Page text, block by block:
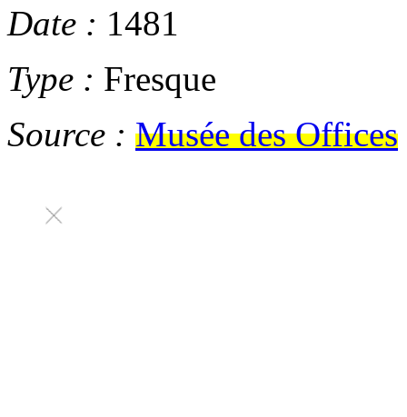
Date : 1481
Type : Fresque
Source : Musée des Offices